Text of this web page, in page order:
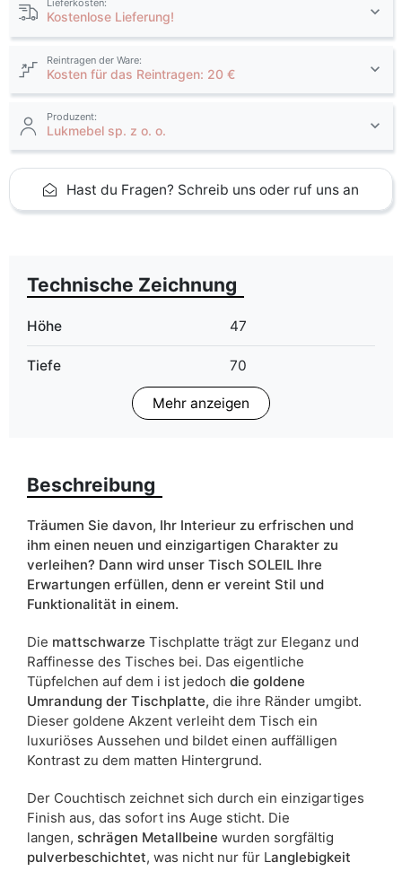
Lieferkosten:
Kostenlose Lieferung!
Reintragen der Ware:
Kosten für das Reintragen: 20 €
Produzent:
Lukmebel sp. z o. o.
Hast du Fragen? Schreib uns oder ruf uns an
Technische Zeichnung
Höhe 47
Tiefe 70
Matt
Breite
ean13 5905723914403
Liefertermin: 5 Werktage
Aufgrund des Produktionsprozesses und der
Materialeigenschaften sind Maßabweichungen von +/- 2–3 cm
Mehr anzeigen
Beschreibung
Träumen Sie davon, Ihr Interieur zu erfrischen und
ihm einen neuen und einzigartigen Charakter zu
verleihen? Dann wird unser Tisch SOLEIL Ihre
Erwartungen erfüllen, denn er vereint Stil und
Funktionalität in einem.
Die mattschwarze Tischplatte trägt zur Eleganz und
Raffinesse des Tisches bei. Das eigentliche
Tüpfelchen auf dem i ist jedoch die goldene
Umrandung der Tischplatte, die ihre Ränder umgibt.
Dieser goldene Akzent verleiht dem Tisch ein
luxuriöses Aussehen und bildet einen auffälligen
Kontrast zu dem matten Hintergrund.
Der Couchtisch zeichnet sich durch ein einzigartiges
Finish aus, das sofort ins Auge sticht. Die
langen, schrägen Metallbeine wurden sorgfältig
pulverbeschichtet, was nicht nur für Langlebigkeit